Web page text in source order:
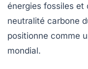
énergies fossiles et
neutralité carbone
positionne comme
mondial.